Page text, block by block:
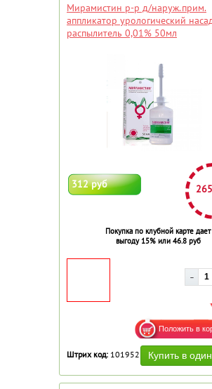
Мирамистин р-р д/наруж.прим.
аппликатор урологический
распылитель 0,01% 50мл
312 руб
Покупка по клубной карте дает
выгоду 15% или 46.8 руб
Штрих код: 101952